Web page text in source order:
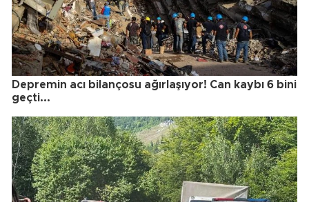
Depremin acı bilançosu ağırlaşıyor! Can kaybı 6 bini
geçti...